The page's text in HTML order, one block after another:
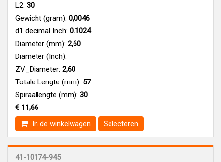
L2: 30
Gewicht (gram): 0,0046
d1 decimal Inch: 0.1024
Diameter (mm): 2,60
Diameter (Inch):
ZV_Diameter: 2,60
Totale Lengte (mm): 57
Spiraallengte (mm): 30
€ 11,66
In de winkelwagen
Selecteren
41-10174-945